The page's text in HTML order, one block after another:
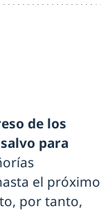
de los
para
el próximo
por tanto,